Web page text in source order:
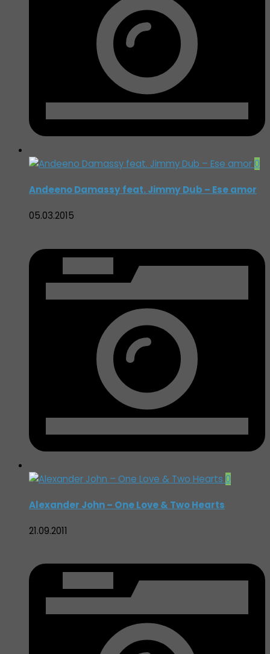
0
Andeeno Damassy feat. Jimmy Dub – Ese amor
05.03.2015
0
Alexander John – One Love & Two Hearts
21.09.2011